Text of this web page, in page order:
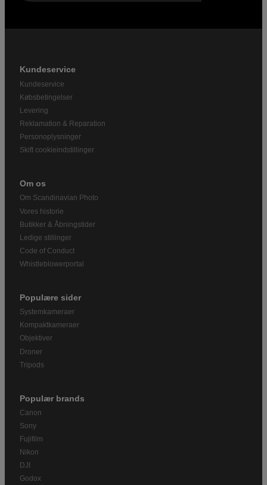
Kundeservice
Kundeservice
Købsbetingelser
Levering
Reklamation & Reparation
Personoplysninger
Skift cookieindstillinger
Om os
Om Scandinavian Photo
Vores historie
Butikker & Åbningstider
Ledige stillinger
Code of Conduct
Whistleblowerportal
Populære sider
Systemkameraer
Kompaktkameraer
Objektiver
Droner
Tripods
Populær brands
Canon
Sony
Fujifilm
Nikon
DJI
Godox